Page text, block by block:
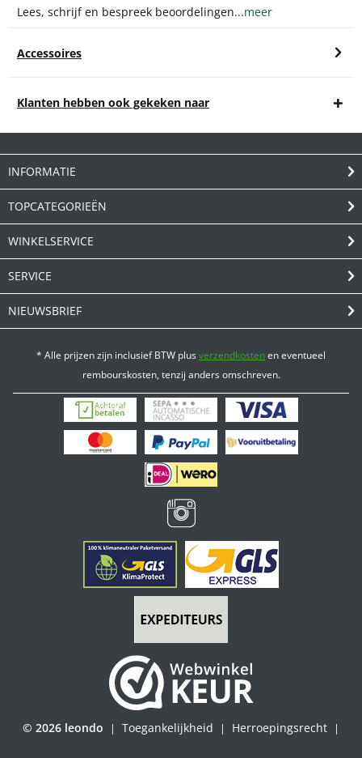
Lees, schrijf en bespreek beoordelingen...meer
Accessoires
Klanten hebben ook gekeken naar
INFORMATIE
TOPCATEGORIEËN
WINKELSERVICE
SERVICE
NIEUWSBRIEF
* Alle prijzen zijn inclusief BTW plusverzendkostenen eventueel
rembourskosten, tenzij anders omschreven.
© 2026 leondo | Toegankelijkheid | Herroepingsrecht |